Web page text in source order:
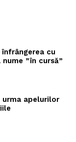
înfrângerea cu
nume ”în cursă”
urma apelurilor